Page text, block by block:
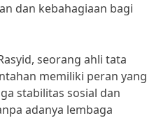
dan kebahagiaan bagi
seorang ahli tata
memiliki peran yang
stabilitas sosial dan
adanya lembaga